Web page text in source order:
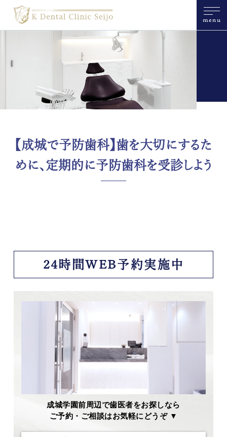
menu
【成城で予防歯科】歯を大切にするた
めに、定期的に予防歯科を受診しよう
24時間WEB予約実施中
成城学園前周辺で歯医者をお探しなら
ご予約・ご相談はお気軽にどうぞ ▼